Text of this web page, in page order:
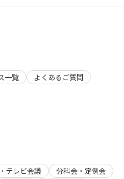
一覧
よくあるご質問
テレビ会議
分科会・定例会